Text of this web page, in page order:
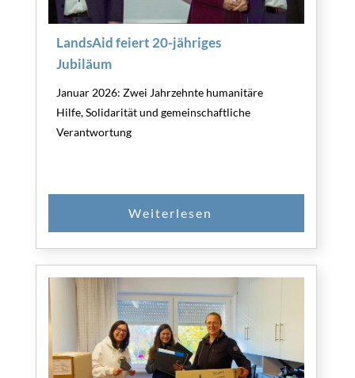
LandsAid feiert 20-jähriges
Jubiläum
Januar 2026: Zwei Jahrzehnte humanitäre
Hilfe, Solidarität und gemeinschaftliche
Verantwortung